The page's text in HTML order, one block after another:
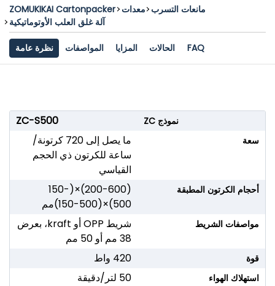
ZOMUKIKAI Cartonpacker معدات مانعات التسرب
آلة غلق العلب الأوتوماتيكية
نظرة عامة المواصفات المزايا الحالات FAQ
نموذج ZC ZC-S500
سعة
ما يصل إلى 720 كرتونة/
ساعة للكرتون ذي الحجم
القياسي
أحجام الكرتون المطبقة
(200-600)×(150-
500)×(150-500)مم
مواصفات الشريط
شريط OPP أو kraft، بعرض
38 مم أو 50 مم
قوة 420 واط
استهلاك الهواء 50 لتر/دقيقة